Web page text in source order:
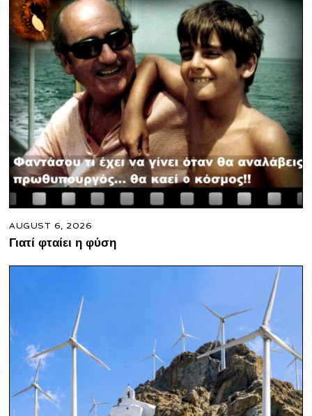
AUGUST 6, 2026
Γιατί φταίει η φύση